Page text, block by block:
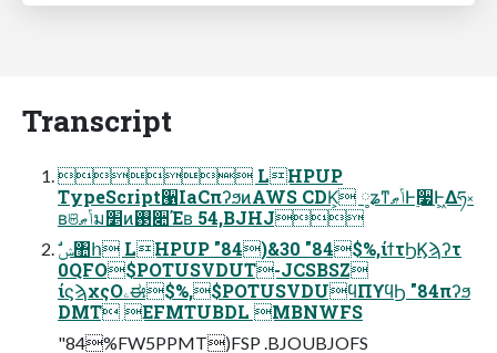
Transcript
 LHPUP
TypeScript੡IaCπʔϧͷAWS CDK͕ ༷ʑͳݴޠͰ࣮૷Ͱ͖Δཧ༝
ʙଞݴޠม׵ͷ࢓૊Έʙ 54,BJHJ
0QFO$POTUSVDUT-JCSBSZ
ίϛϡχςΟۦಈ$%,$POTUSVDUϥΠϒϥϦ "84πʔϧ
DMT EFMTUBDL MBNWFS
"84%FW5PPMT)FSP .BJOUBJOFS